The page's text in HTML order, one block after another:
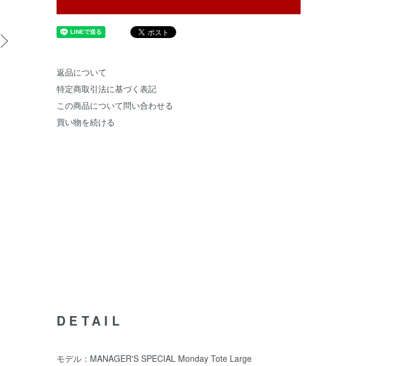
返品について
特定商取引法に基づく表記
この商品について問い合わせる
買い物を続ける
DETAIL
モデル：MANAGER'S SPECIAL Monday Tote Large